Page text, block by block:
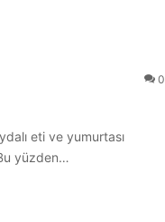
0
eti ve yumurtası
yüzden…